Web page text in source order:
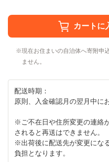
現在お住まいの自治体へ寄附申
ません。
配送時期：
原則、入金確認月の翌月中に
※ご不在日や住所変更の連絡
されると再送はできません。
※出荷後に配送先が変更にな
負担となります。